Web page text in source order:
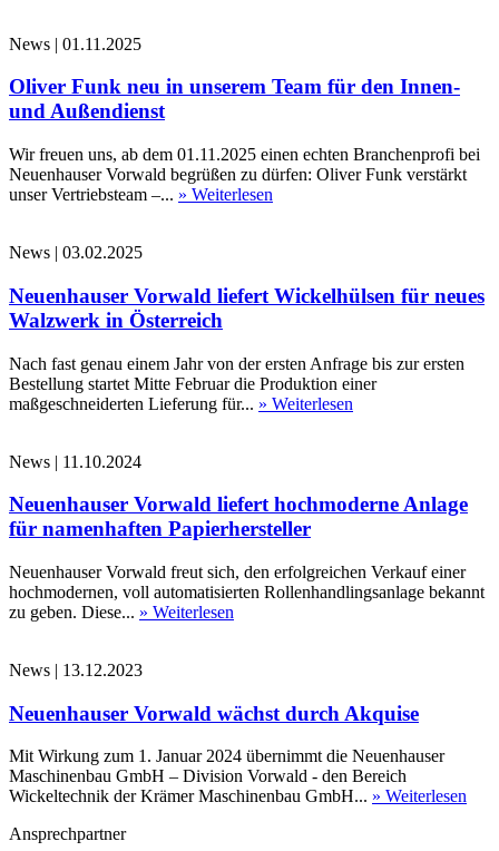
News | 01.11.2025
Oliver Funk neu in unserem Team für den Innen-
und Außendienst
Wir freuen uns, ab dem 01.11.2025 einen echten Branchenprofi bei
Neuenhauser Vorwald begrüßen zu dürfen: Oliver Funk verstärkt
unser Vertriebsteam –... » Weiterlesen
News | 03.02.2025
Neuenhauser Vorwald liefert Wickelhülsen für neues
Walzwerk in Österreich
Nach fast genau einem Jahr von der ersten Anfrage bis zur ersten
Bestellung startet Mitte Februar die Produktion einer
maßgeschneiderten Lieferung für... » Weiterlesen
News | 11.10.2024
Neuenhauser Vorwald liefert hochmoderne Anlage
für namenhaften Papierhersteller
Neuenhauser Vorwald freut sich, den erfolgreichen Verkauf einer
hochmodernen, voll automatisierten Rollenhandlingsanlage bekannt
zu geben. Diese... » Weiterlesen
News | 13.12.2023
Neuenhauser Vorwald wächst durch Akquise
Mit Wirkung zum 1. Januar 2024 übernimmt die Neuenhauser
Maschinenbau GmbH – Division Vorwald - den Bereich
Wickeltechnik der Krämer Maschinenbau GmbH... » Weiterlesen
Ansprechpartner